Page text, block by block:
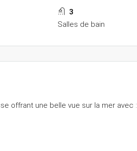
3
Salles de bain
offrant une belle vue sur la mer avec :